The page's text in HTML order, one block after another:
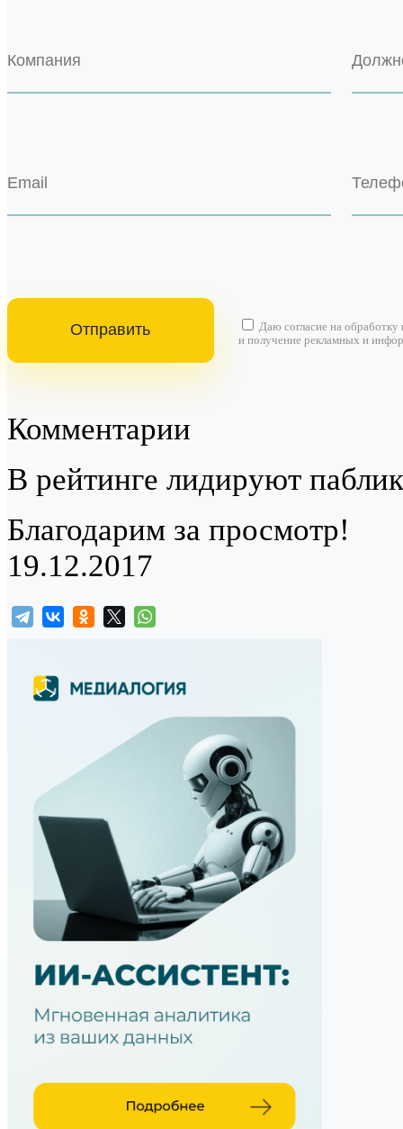
Даю согласие на обработку
и получение рекламных и
Комментарии
В рейтинге лидируют
Благодарим за просмотр!
19.12.2017